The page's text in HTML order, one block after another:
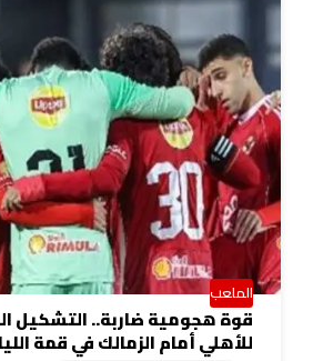
الملعب
قوة هجومية ضاربة.. التشكيل
للأهلي أمام الزمالك في قمة